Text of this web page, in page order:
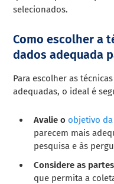
selecionados.
Como escolher a
dados adequada
Para escolher as
adequadas, o ideal é
Avalie o objetivo
parecem mais
pesquisa e às
Considere as
que permita a